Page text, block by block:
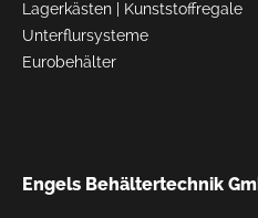
Lagerkästen
Kunststoffregale
Unterflursysteme
Eurobehälter
Engels Behältertechnik